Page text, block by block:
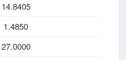
14.8405
1.4850
27.0000